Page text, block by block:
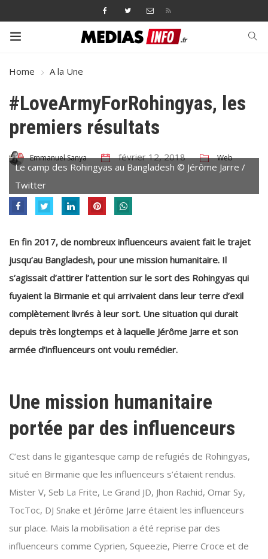
Home A la Une
#LoveArmyForRohingyas, les
premiers résultats
Emmanuel Sanya février 12, 2018 Web
Le camp des Rohingyas au Bangladesh © Jérôme Jarre /
Twitter
En fin 2017, de nombreux influenceurs avaient fait le trajet
jusqu’au Bangladesh, pour une mission humanitaire. Il
s’agissait d’attirer l’attention sur le sort des Rohingyas qui
fuyaient la Birmanie et qui arrivaient dans leur terre d’exil
complètement livrés à leur sort. Une situation qui durait
depuis très longtemps et à laquelle Jérôme Jarre et son
armée d’influenceurs ont voulu remédier.
Une mission humanitaire
portée par des influenceurs
C’est dans le gigantesque camp de refugiés de Rohingyas,
situé en Birmanie que les influenceurs s’étaient rendus.
Mister V, Seb La Frite, Le Grand JD, Jhon Rachid, Omar Sy,
TocToc, DJ Snake et Jérôme Jarre étaient les influenceurs
sur place. Mais la mobilisation a été reprise par des
influenceurs comme Cyprien, Squeezie, Pierre Croce et de